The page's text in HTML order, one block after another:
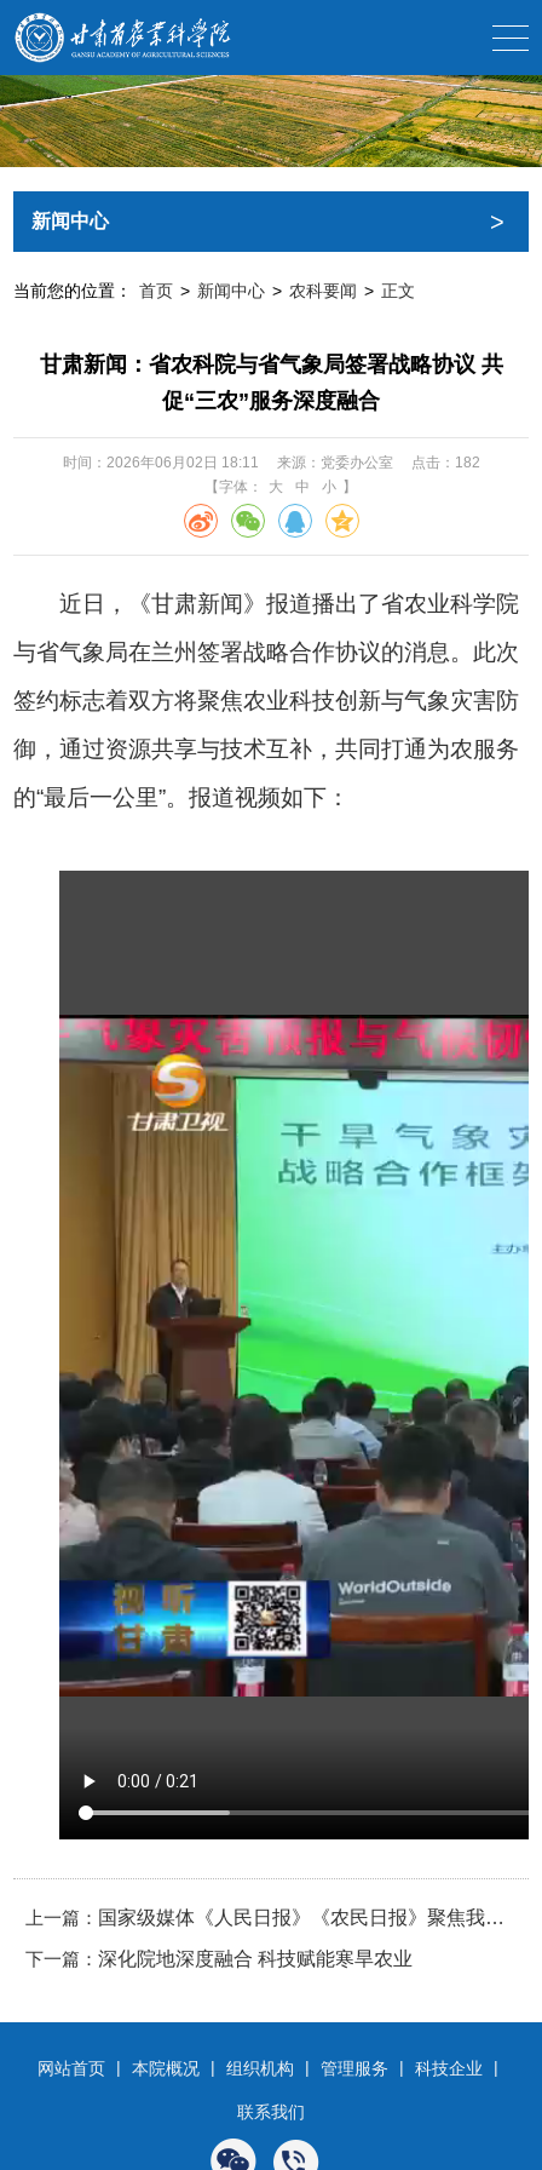
新闻中心 >
当前您的位置： 首页 > 新闻中心 > 农科要闻 > 正文
甘肃新闻：省农科院与省气象局签署战略协议 共
促“三农”服务深度融合
时间：2026年06月02日 18:11 来源：党委办公室 点击： 182
【字体：
大 中 小 】
近日，《甘肃新闻》报道播出了省农业科学院
与省气象局在兰州签署战略合作协议的消息。此次
签约标志着双方将聚焦农业科技创新与气象灾害防
御，通过资源共享与技术互补，共同打通为农服务
的“最后一公里”。报道视频如下：
上一篇： 国家级媒体《人民日报》《农民日报》聚焦我院
承办盛会，重磅报道“全国小麦抗条锈病育种推
下一篇： 深化院地深度融合 科技赋能寒旱农业
网站首页 | 本院概况 | 组织机构 | 管理服务 | 科技企业 |
联系我们